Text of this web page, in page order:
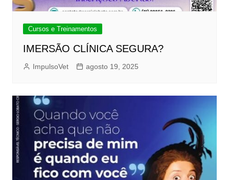
Cursos e Treinamentos
IMERSÃO CLÍNICA SEGURA?
ImpulsoVet agosto 19, 2025